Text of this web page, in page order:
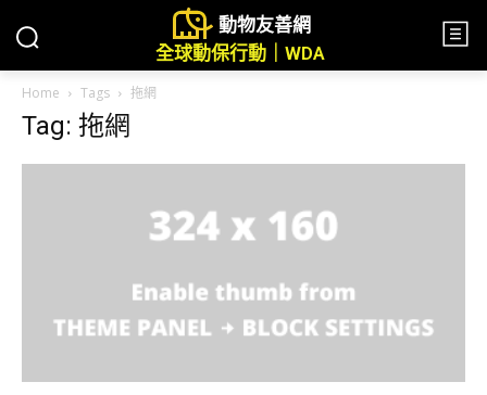
動物友善網
全球動保行動｜WDA
Home Tags 拖網
Tag: 拖網